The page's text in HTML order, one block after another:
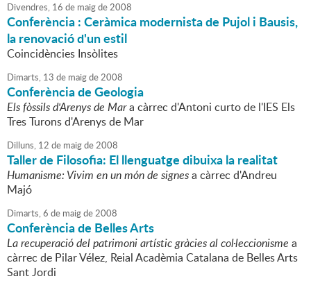
Divendres, 16 de maigde2008
Conferència : Ceràmica modernista de Pujol i Bausis,
la renovació d'un estil
Coincidències Insòlites
Dimarts, 13 de maigde2008
Conferència de Geologia
Els fòssils d'Arenys de Mara càrrec d'Antoni curto de l'IES Els
Tres Turons d'Arenys de Mar
Dilluns, 12 de maigde2008
Taller de Filosofia: El llenguatge dibuixa la realitat
Humanisme: Vivim en un món de signesa càrrec d'Andreu
Majó
Dimarts,6 de maigde2008
Conferència de Belles Arts
La recuperació del patrimoni artístic gràcies al col·leccionisme a
càrrec de Pilar Vélez, Reial Acadèmia Catalana de Belles Arts
Sant Jordi